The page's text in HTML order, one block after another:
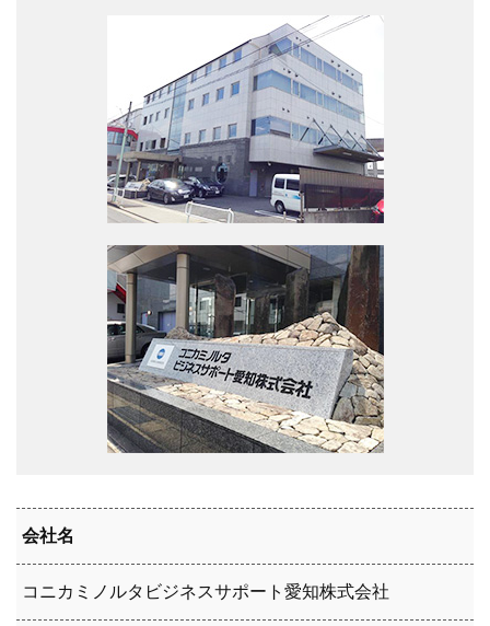
会社名
コニカミノルタビジネスサポート愛知株式会社